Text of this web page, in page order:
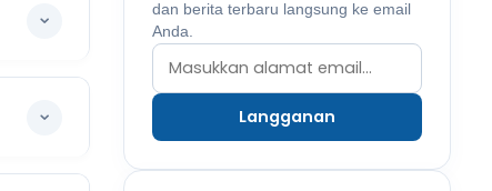
dan berita terbaru langsung ke email
Anda.
Langganan